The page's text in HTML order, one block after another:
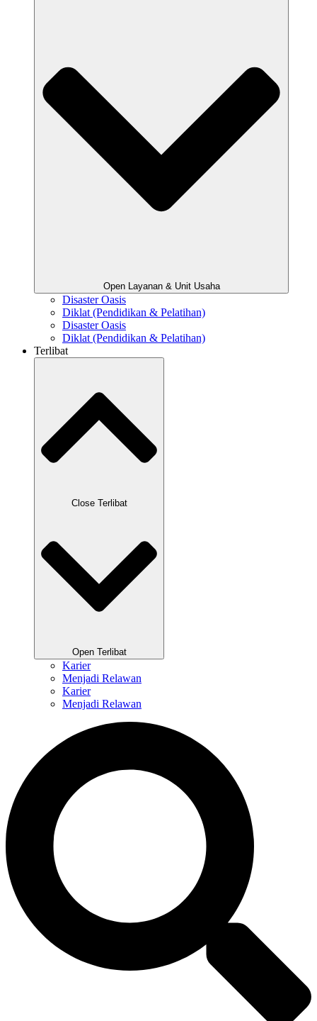
Open Layanan & Unit Usaha
Disaster Oasis
Diklat (Pendidikan & Pelatihan)
Disaster Oasis
Diklat (Pendidikan & Pelatihan)
Terlibat
Close Terlibat
Open Terlibat
Karier
Menjadi Relawan
Karier
Menjadi Relawan